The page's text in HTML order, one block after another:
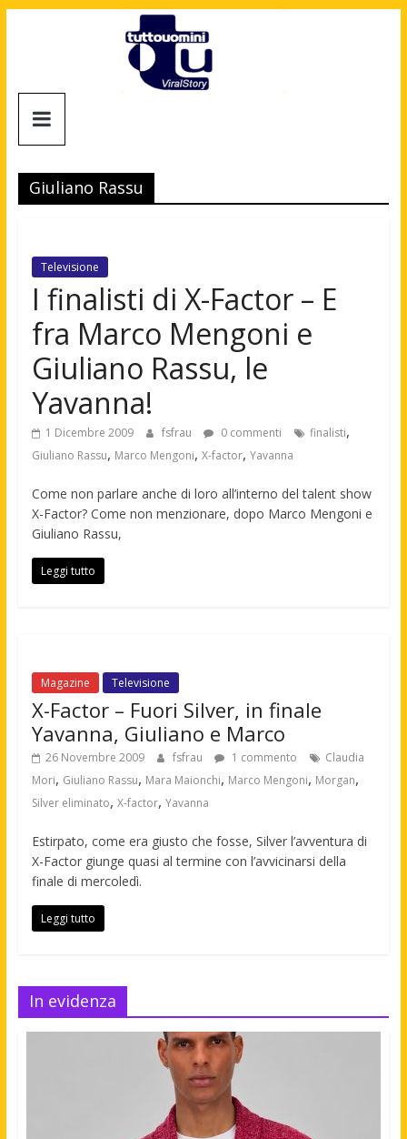
Tuttouomini
Tv,
Cinema,
news
moda
maschile
Giuliano Rassu
Televisione
I finalisti di X-Factor – E
fra Marco Mengoni e
Giuliano Rassu, le
Yavanna!
1 Dicembre 2009 fsfrau 0 commenti finalisti,
Giuliano Rassu, Marco Mengoni, X-factor, Yavanna
Come non parlare anche di loro all’interno del talent show
X-Factor? Come non menzionare, dopo Marco Mengoni e
Giuliano Rassu,
Leggi tutto
Magazine Televisione
X-Factor – Fuori Silver, in finale
Yavanna, Giuliano e Marco
26 Novembre 2009 fsfrau 1 commento
Claudia
Mori, Giuliano Rassu, Mara Maionchi, Marco Mengoni, Morgan,
Silver eliminato, X-factor, Yavanna
Estirpato, come era giusto che fosse, Silver l’avventura di
X-Factor giunge quasi al termine con l’avvicinarsi della
finale di mercoledì.
Leggi tutto
In evidenza